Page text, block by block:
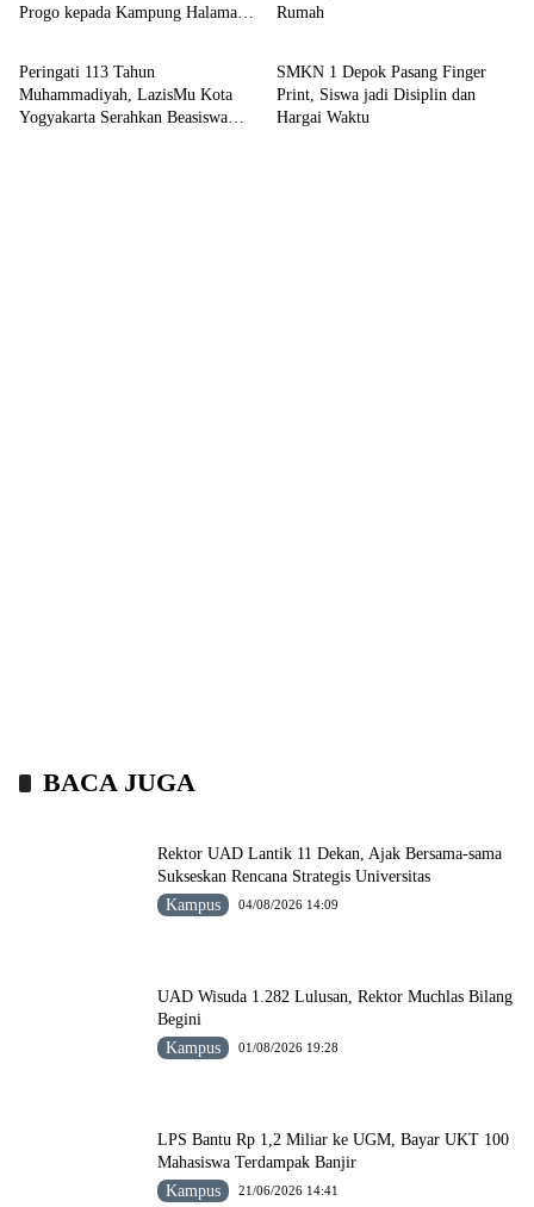
Progo kepada Kampung Halaman
Rumah
Kronika
Peringati 113 Tahun
Muhammadiyah, LazisMu Kota
Yogyakarta Serahkan Beasiswa
SMKN 1 Depok Pasang Finger
Print, Siswa jadi Disiplin dan
Hargai Waktu
BACA JUGA
Rektor UAD Lantik 11 Dekan, Ajak Bersama-sama
Sukseskan Rencana Strategis Universitas
Kampus
04/08/2026 14:09
UAD Wisuda 1.282 Lulusan, Rektor Muchlas Bilang
Begini
Kampus
01/08/2026 19:28
LPS Bantu Rp 1,2 Miliar ke UGM, Bayar UKT 100
Mahasiswa Terdampak Banjir
Kampus
21/06/2026 14:41